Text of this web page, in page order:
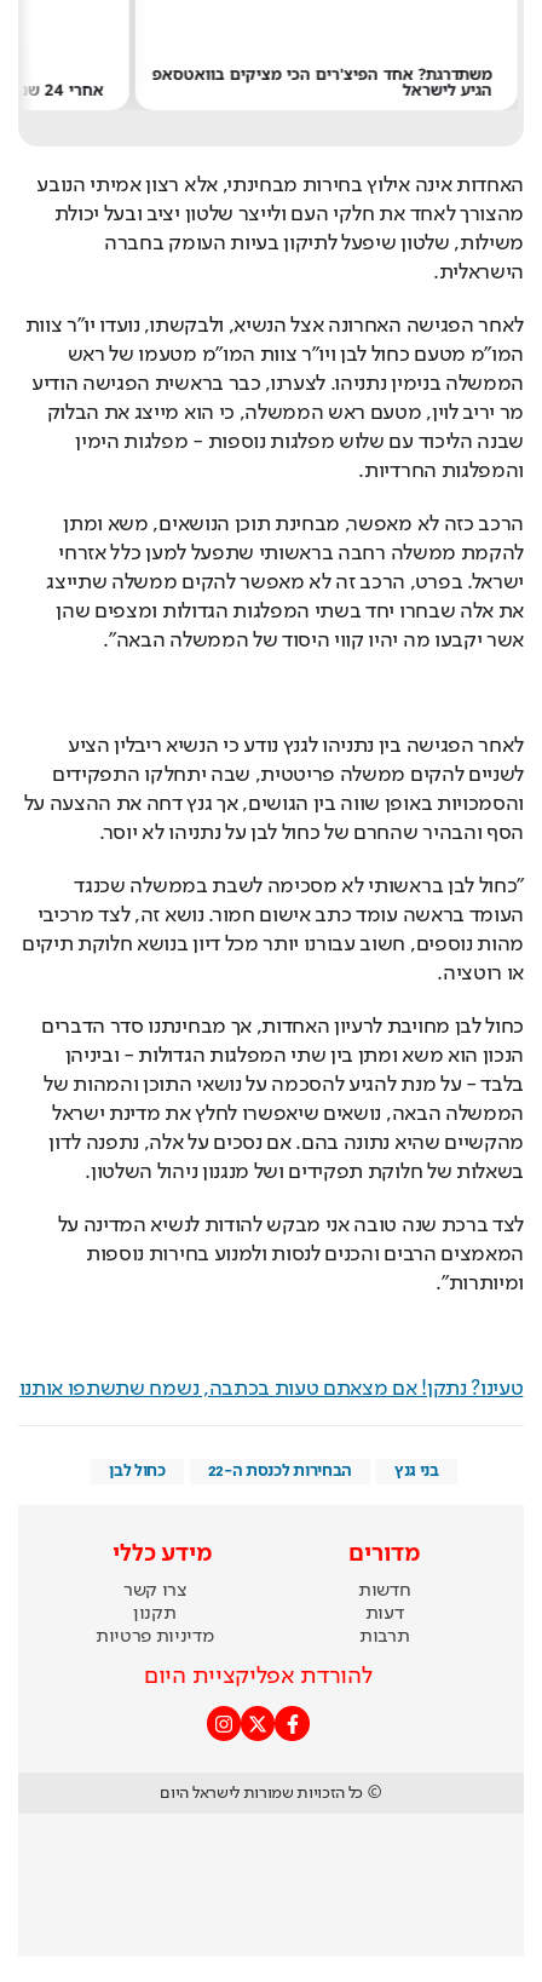
משתדרגת? אחד הפיצ'רים הכי מציקים בוואטסאפ
הגיע לישראל אחרי 24 שנה: הפרשן הוותיק עוזב את חדשות 13
האחדות אינה אילוץ בחירות מבחינתי, אלא רצון אמיתי הנובע
מהצורך לאחד את חלקי העם ולייצר שלטון יציב ובעל יכולת
משילות, שלטון שיפעל לתיקון בעיות העומק בחברה
הישראלית.
לאחר הפגישה האחרונה אצל הנשיא, ולבקשתו, נועדו יו״ר צוות
המו״מ מטעם כחול לבן ויו״ר צוות המו״מ מטעמו של ראש
הממשלה בנימין נתניהו. לצערנו, כבר בראשית הפגישה הודיע
מר יריב לוין, מטעם ראש הממשלה, כי הוא מייצג את הבלוק
שבנה הליכוד עם שלוש מפלגות נוספות - מפלגות הימין
והמפלגות החרדיות.
הרכב כזה לא מאפשר, מבחינת תוכן הנושאים, משא ומתן
להקמת ממשלה רחבה בראשותי שתפעל למען כלל אזרחי
ישראל. בפרט, הרכב זה לא מאפשר להקים ממשלה שתייצג
את אלה שבחרו יחד בשתי המפלגות הגדולות ומצפים שהן
אשר יקבעו מה יהיו קווי היסוד של הממשלה הבאה".
לאחר הפגישה בין נתניהו לגנץ נודע כי הנשיא ריבלין הציע
לשניים להקים ממשלה פריטטית, שבה יתחלקו התפקידים
והסמכויות באופן שווה בין הגושים, אך גנץ דחה את ההצעה על
הסף והבהיר שהחרם של כחול לבן על נתניהו לא יוסר.
"כחול לבן בראשותי לא מסכימה לשבת בממשלה שכנגד
העומד בראשה עומד כתב אישום חמור. נושא זה, לצד מרכיבי
מהות נוספים, חשוב עבורנו יותר מכל דיון בנושא חלוקת תיקים
או רוטציה.
כחול לבן מחויבת לרעיון האחדות, אך מבחינתנו סדר הדברים
הנכון הוא משא ומתן בין שתי המפלגות הגדולות - וביניהן
בלבד - על מנת להגיע להסכמה על נושאי התוכן והמהות של
הממשלה הבאה, נושאים שיאפשרו לחלץ את מדינת ישראל
מהקשיים שהיא נתונה בהם. אם נסכים על אלה, נתפנה לדון
בשאלות של חלוקת תפקידים ושל מנגנון ניהול השלטון.
לצד ברכת שנה טובה אני מבקש להודות לנשיא המדינה על
המאמצים הרבים והכנים לנסות ולמנוע בחירות נוספות
ומיותרות".
טעינו? נתקן! אם מצאתם טעות בכתבה, נשמח שתשתפו אותנו
בני גנץ הבחירות לכנסת ה-22 כחול לבן
מדורים
חדשות
דעות
תרבות
מידע כללי
צרו קשר
תקנון
מדיניות פרטיות
להורדת אפליקציית היום
© כל הזכויות שמורות לישראל היום